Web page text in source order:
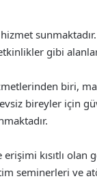
gibi
biri,
bireyler için
kısıtlı olan
seminerleri ve